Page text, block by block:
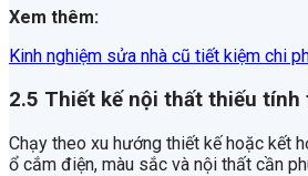
Xem thêm:
Kinh nghiệm sửa nhà cũ tiết kiệm chi
2.5 Thiết kế nội thất thiếu tính
Chạy theo xu hướng thiết kế hoặc kết
ổ cắm điện, màu sắc và nội thất cần